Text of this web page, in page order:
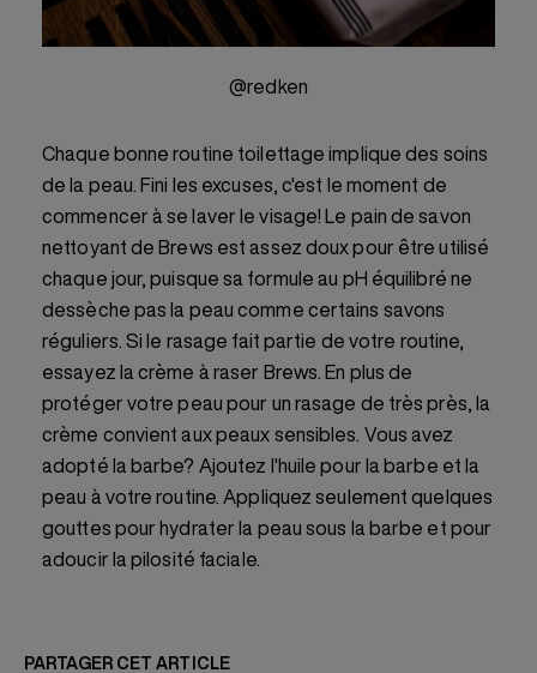
@redken
Chaque bonne routine toilettage implique des soins
de la peau. Fini les excuses, c'est le moment de
commencer à se laver le visage! Le pain de savon
nettoyant de Brews est assez doux pour être utilisé
chaque jour, puisque sa formule au pH équilibré ne
dessèche pas la peau comme certains savons
réguliers. Si le rasage fait partie de votre routine,
essayez la crème à raser Brews. En plus de
protéger votre peau pour un rasage de très près, la
crème convient aux peaux sensibles. Vous avez
adopté la barbe? Ajoutez l'huile pour la barbe et la
peau à votre routine. Appliquez seulement quelques
gouttes pour hydrater la peau sous la barbe et pour
adoucir la pilosité faciale.
PARTAGER CET ARTICLE